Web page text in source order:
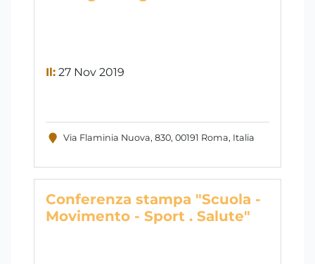
Il: 27 Nov 2019
Via Flaminia Nuova, 830, 00191 Roma, Italia
Conferenza stampa "Scuola -
Movimento - Sport . Salute"